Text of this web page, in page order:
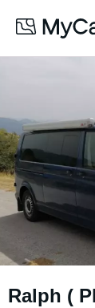
Ralph (